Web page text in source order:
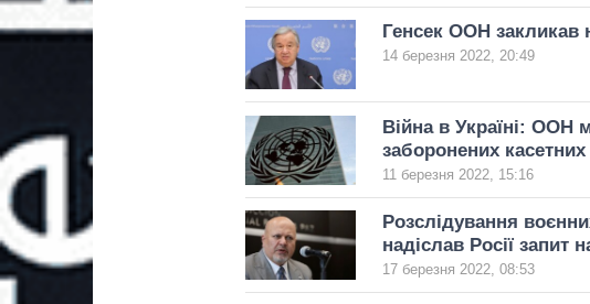
Генсек ООН закликав
14 березня 2022, 20:49
Війна в Україні: ООН
заборонених
11 березня 2022, 15:16
Розслідування
надіслав Росії запит
17 березня 2022, 08:53